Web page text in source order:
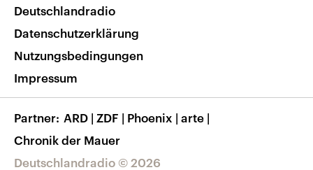
Nachrichten App
Frequenzen
Veranstaltungen
Musikliste
RSS
Barrierefreiheit
Deutschlandradio © 2026
Deutschlandradio
Datenschutzerklärung
Nutzungsbedingungen
Impressum
Partner ARD | ZDF | Phoenix | arte |
Chronik der Mauer